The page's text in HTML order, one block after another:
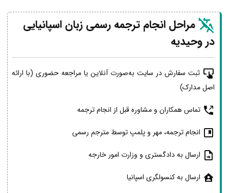
مراحل انجام ترجمه رسمی زبان اسپانیایی
در وحیدیه
ثبت سفارش در سایت به‌صورت آنلاین یا مراجعه حضوری (با ارائه
اصل مدارک)
تماس همکاران و مشاوره قبل از انجام ترجمه
انجام ترجمه، مهر و پلمپ توسط مترجم رسمی
ارسال به دادگستری و وزارت امور خارجه
ارسال به کنسولگری اسپانیا